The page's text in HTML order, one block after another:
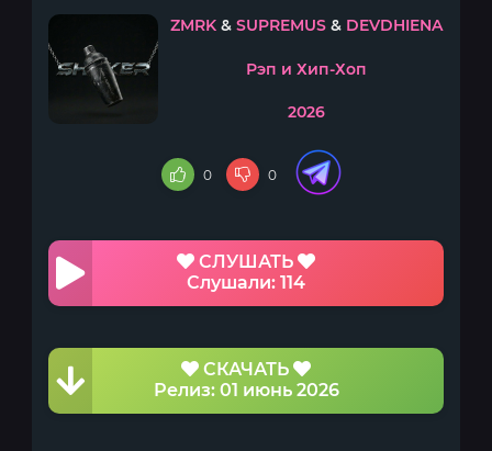
ZMRK & SUPREMUS & DEVDHIENA
Рэп и Хип-Хоп
2026
0 0
СЛУШАТЬ
Слушали: 114
СКАЧАТЬ
Релиз: 01 июнь 2026